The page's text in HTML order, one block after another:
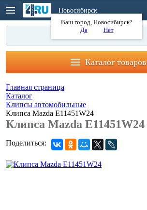
Новосибирск
Ваш город, Новосибирск?
Да
Нет
Каталог товаров
Главная страница
Каталог
Клипсы автомобильные
Клипса Mazda E11451W24
Клипса Mazda E11451W24
Поделиться: